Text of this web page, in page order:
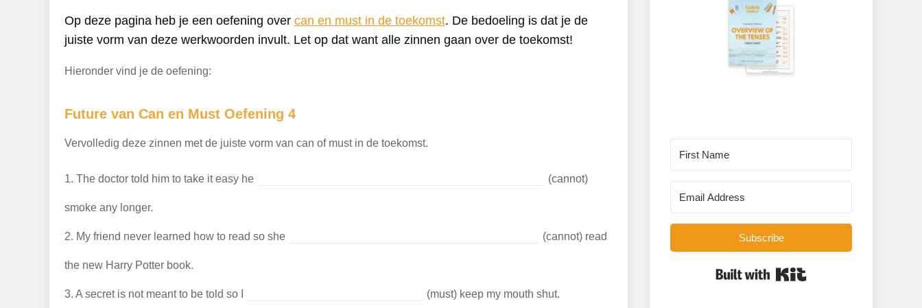
Op deze pagina heb je een oefening over can en must in de toekomst. De bedoeling is dat je de
juiste vorm van deze werkwoorden invult. Let op dat want alle zinnen gaan over de toekomst!
Hieronder vind je de oefening:
Future van Can en Must Oefening 4
Vervolledig deze zinnen met de juiste vorm van can of must in de toekomst.
1. The doctor told him to take it easy he (cannot)
smoke any longer.
2. My friend never learned how to read so she (cannot) read
the new Harry Potter book.
3. A secret is not meant to be told so I (must) keep my mouth shut.
Subscribe